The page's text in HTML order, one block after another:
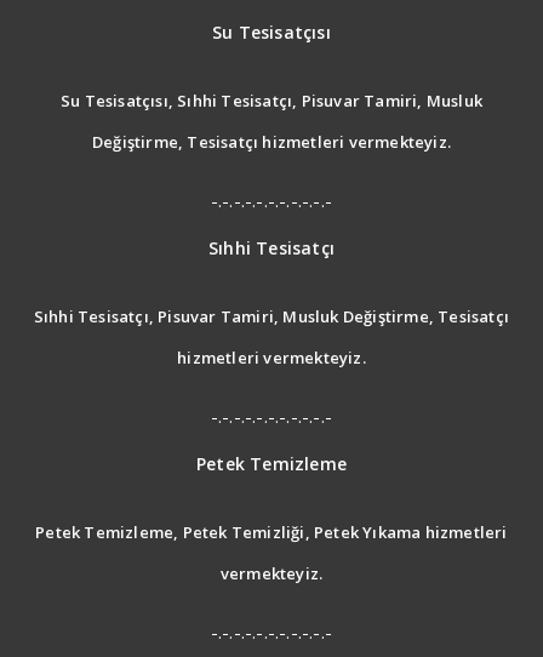
Su Tesisatçısı
Su Tesisatçısı, Sıhhi Tesisatçı, Pisuvar Tamiri, Musluk
Değiştirme, Tesisatçı hizmetleri vermekteyiz.
-.-.-.-.-.-.-.-.-.-.-
Sıhhi Tesisatçı
Sıhhi Tesisatçı, Pisuvar Tamiri, Musluk Değiştirme, Tesisatçı
hizmetleri vermekteyiz.
-.-.-.-.-.-.-.-.-.-.-
Petek Temizleme
Petek Temizleme, Petek Temizliği, Petek Yıkama hizmetleri
vermekteyiz.
-.-.-.-.-.-.-.-.-.-.-